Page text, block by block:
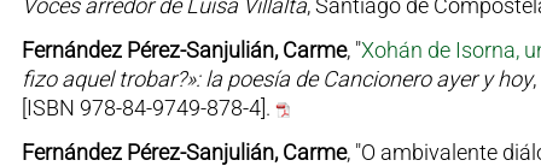
Voces arredor de Luísa Villalta, Santiago de
Fernández Pérez-Sanjulián, Carme, "Xohán de Isorna,
fizo aquel trobar?»: la poesía de Cancionero ayer y hoy
[ISBN 978-84-9749-878-4].
Fernández Pérez-Sanjulián, Carme, "O ambivalente